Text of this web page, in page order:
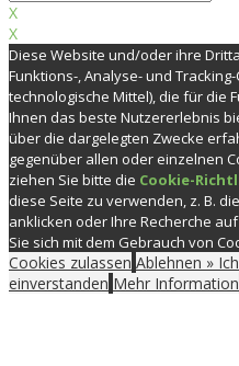
X
X
Diese Website und/oder ihre
Funktions-, Analyse- und
technologische Mittel), die für die
Ihnen das beste Nutzererlebnis
über die dargelegten Zwecke
gegenüber allen oder einzelnen
ziehen Sie bitte die Cookie-
diese Seite zu verwenden, z. B.
anklicken oder Ihre Recherche
Sie sich mit dem Gebrauch von
Cookies zulassen Ablehnen »
einverstanden Mehr Information